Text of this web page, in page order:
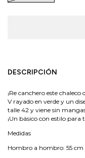
DESCRIPCIÓN
¡Re canchero este
V rayado en verde y un
talle 42 y viene sin
¡Un básico con estilo para
Medidas
Hombro a hombro: 55 cm